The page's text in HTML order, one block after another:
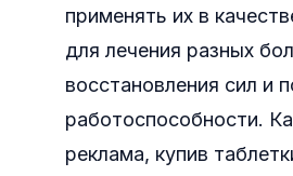
применять их в
для лечения разных
восстановления сил и
работоспособности.
реклама, купив